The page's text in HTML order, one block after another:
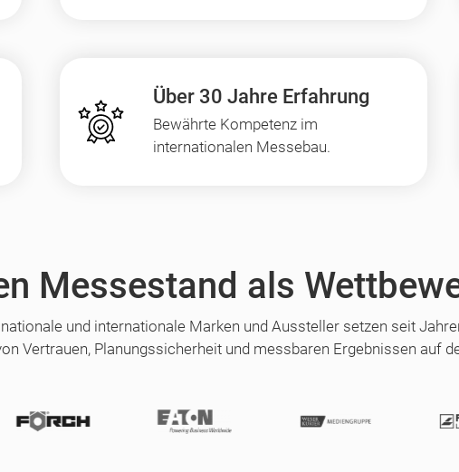
Über 30 Jahre Erfahrung
Bewährte Kompetenz im
internationalen Messebau.
Messestand als
und internationale Marken und Aussteller setzen seit
Vertrauen, Planungssicherheit und messbaren Ergebnissen auf